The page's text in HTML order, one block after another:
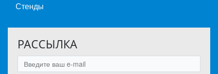
Стенды
РАССЫЛКА